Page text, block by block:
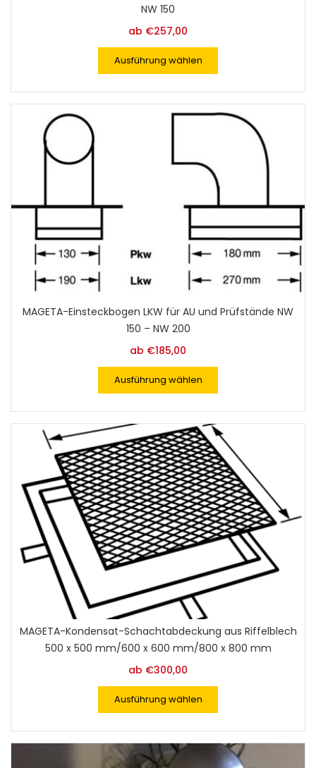
NW 150
ab €257,00
Ausführung wählen
MAGETA-Einsteckbogen LKW für AU und Prüfstände NW
150 – NW 200
ab €185,00
Ausführung wählen
MAGETA-Kondensat-Schachtabdeckung aus Riffelblech
500 x 500 mm/600 x 600 mm/800 x 800 mm
ab €300,00
Ausführung wählen